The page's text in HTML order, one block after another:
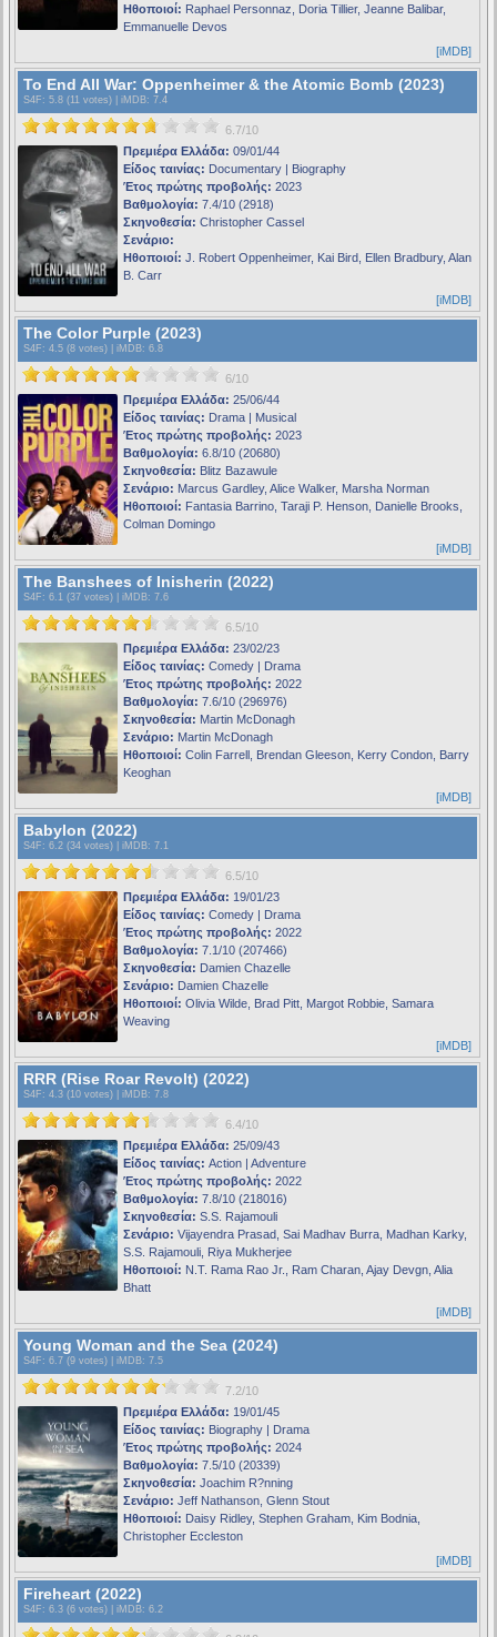
Ηθοποιοί: Raphael Personnaz, Doria Tillier, Jeanne Balibar,
Emmanuelle Devos
[iMDB]
To End All War: Oppenheimer & the Atomic Bomb (2023)
S4F : 5.8 (11 votes) | iMDB: 7.4
6.7/10
Πρεμιέρα Ελλάδα: 09/01/44
Είδος ταινίας: Documentary | Biography
Έτος πρώτης προβολής: 2023
Βαθμολογία: 7.4/10 (2918)
Σκηνοθεσία: Christopher Cassel
Σενάριο:
Ηθοποιοί: J. Robert Oppenheimer, Kai Bird, Ellen Bradbury, Alan
B. Carr
[iMDB]
The Color Purple (2023)
S4F : 4.5 (8 votes) | iMDB: 6.8
6/10
Πρεμιέρα Ελλάδα: 25/06/44
Είδος ταινίας: Drama | Musical
Έτος πρώτης προβολής: 2023
Βαθμολογία: 6.8/10 (20680)
Σκηνοθεσία: Blitz Bazawule
Σενάριο: Marcus Gardley, Alice Walker, Marsha Norman
Ηθοποιοί: Fantasia Barrino, Taraji P. Henson, Danielle Brooks,
Colman Domingo
[iMDB]
The Banshees of Inisherin (2022)
S4F : 6.1 (37 votes) | iMDB: 7.6
6.5/10
Πρεμιέρα Ελλάδα: 23/02/23
Είδος ταινίας: Comedy | Drama
Έτος πρώτης προβολής: 2022
Βαθμολογία: 7.6/10 (296976)
Σκηνοθεσία: Martin McDonagh
Σενάριο: Martin McDonagh
Ηθοποιοί: Colin Farrell, Brendan Gleeson, Kerry Condon, Barry
Keoghan
[iMDB]
Babylon (2022)
S4F : 6.2 (34 votes) | iMDB: 7.1
6.5/10
Πρεμιέρα Ελλάδα: 19/01/23
Είδος ταινίας: Comedy | Drama
Έτος πρώτης προβολής: 2022
Βαθμολογία: 7.1/10 (207466)
Σκηνοθεσία: Damien Chazelle
Σενάριο: Damien Chazelle
Ηθοποιοί: Olivia Wilde, Brad Pitt, Margot Robbie, Samara
Weaving
[iMDB]
RRR (Rise Roar Revolt) (2022)
S4F : 4.3 (10 votes) | iMDB: 7.8
6.4/10
Πρεμιέρα Ελλάδα: 25/09/43
Είδος ταινίας: Action | Adventure
Έτος πρώτης προβολής: 2022
Βαθμολογία: 7.8/10 (218016)
Σκηνοθεσία: S.S. Rajamouli
Σενάριο: Vijayendra Prasad, Sai Madhav Burra, Madhan Karky,
S.S. Rajamouli, Riya Mukherjee
Ηθοποιοί: N.T. Rama Rao Jr., Ram Charan, Ajay Devgn, Alia
Bhatt
[iMDB]
Young Woman and the Sea (2024)
S4F : 6.7 (9 votes) | iMDB: 7.5
7.2/10
Πρεμιέρα Ελλάδα: 19/01/45
Είδος ταινίας: Biography | Drama
Έτος πρώτης προβολής: 2024
Βαθμολογία: 7.5/10 (20339)
Σκηνοθεσία: Joachim R?nning
Σενάριο: Jeff Nathanson, Glenn Stout
Ηθοποιοί: Daisy Ridley, Stephen Graham, Kim Bodnia,
Christopher Eccleston
[iMDB]
Fireheart (2022)
S4F : 6.3 (6 votes) | iMDB: 6.2